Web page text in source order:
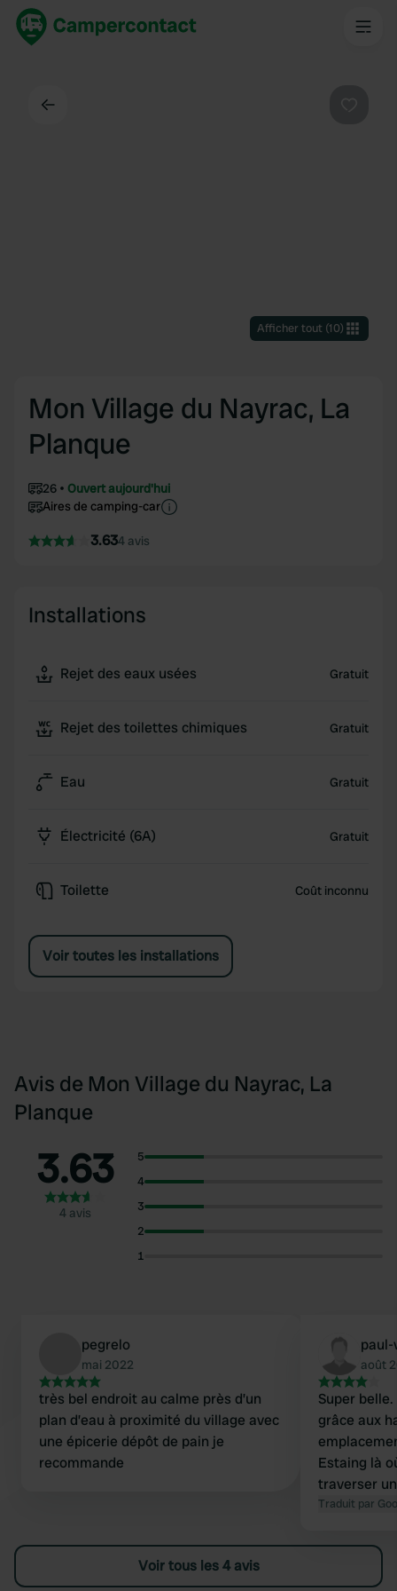
Afficher tout(10)
Mon Village du Nayrac, La
Planque
26
Ouvert aujourd'hui
Aires de camping-car
3.634 avis
Installations
Rejet des eaux usées Gratuit
Rejet des toilettes chimiques Gratuit
Eau Gratuit
Électricité (6A) Gratuit
Toilette Coût inconnu
Voir toutes les installations
Avis de Mon Village du Nayrac, La
Planque
3.63
4 avis
5
4
3
2
1
pegrelo
mai 2022
très bel endroit au calme près d’un
plan d’eau à proximité du village avec
une épicerie dépôt de pain je
recommande
août
Super
grâce aux
Estaing là
traverser
un beau
Traduit par
Voir tous les 4 avis